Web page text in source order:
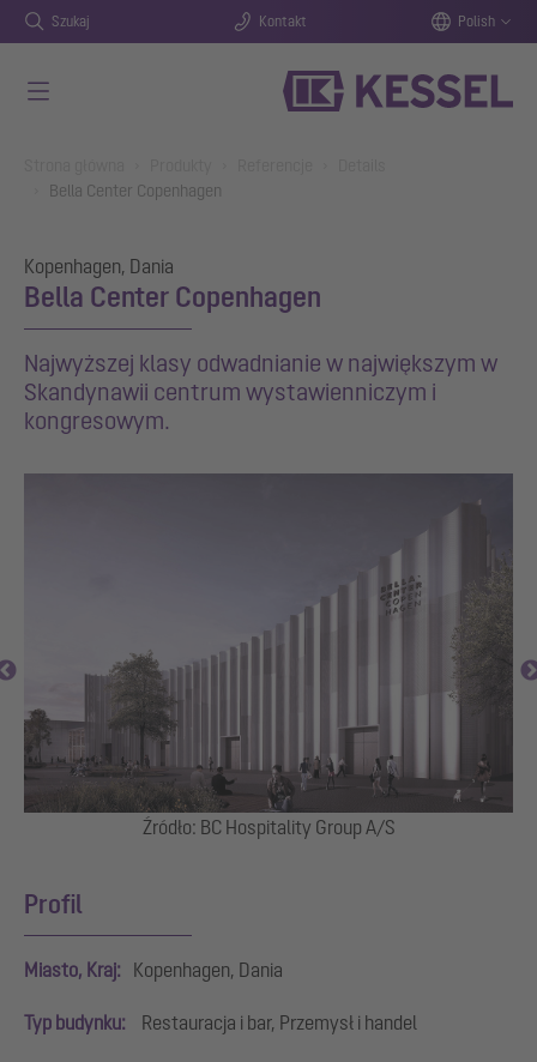
Szukaj Kontakt Polish
Bella Center Copenhagen
Kopenhagen, Dania
Bella Center Copenhagen
Najwyższej klasy odwadnianie w największym w
Skandynawii centrum wystawienniczym i
kongresowym.
Źródło: BC Hospitality Group A/S
Profil
Miasto, Kraj: Kopenhagen, Dania
Typ budynku: Restauracja i bar, Przemysł i handel